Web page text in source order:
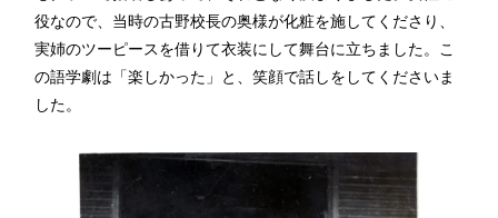
役なので、当時の古野校長の奥様が化粧を施してくださり、
実姉のツーピースを借りて衣装にして舞台に立ちました。こ
の語学劇は「楽しかった」と、笑顔で話しをしてくださいま
した。